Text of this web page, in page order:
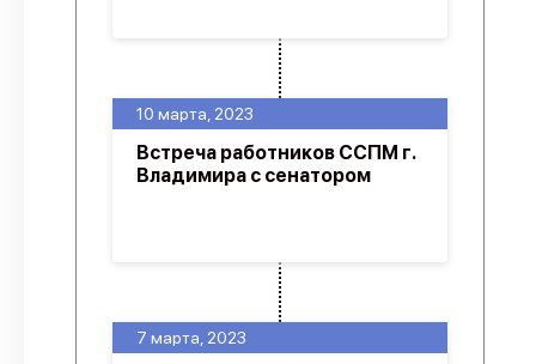
7 марта, 2023
10 марта, 2023
Встреча работников ССПМ г.
Владимира с сенатором